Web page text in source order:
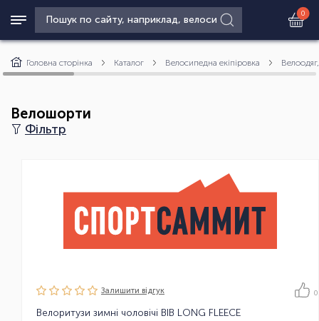
0
Головна сторінка Каталог Велосипедна екіпіровка
Велошорти
Фільтр
Залишити вiдгук 0
Велоритузи зимні чоловічі BIB LONG FLEECE